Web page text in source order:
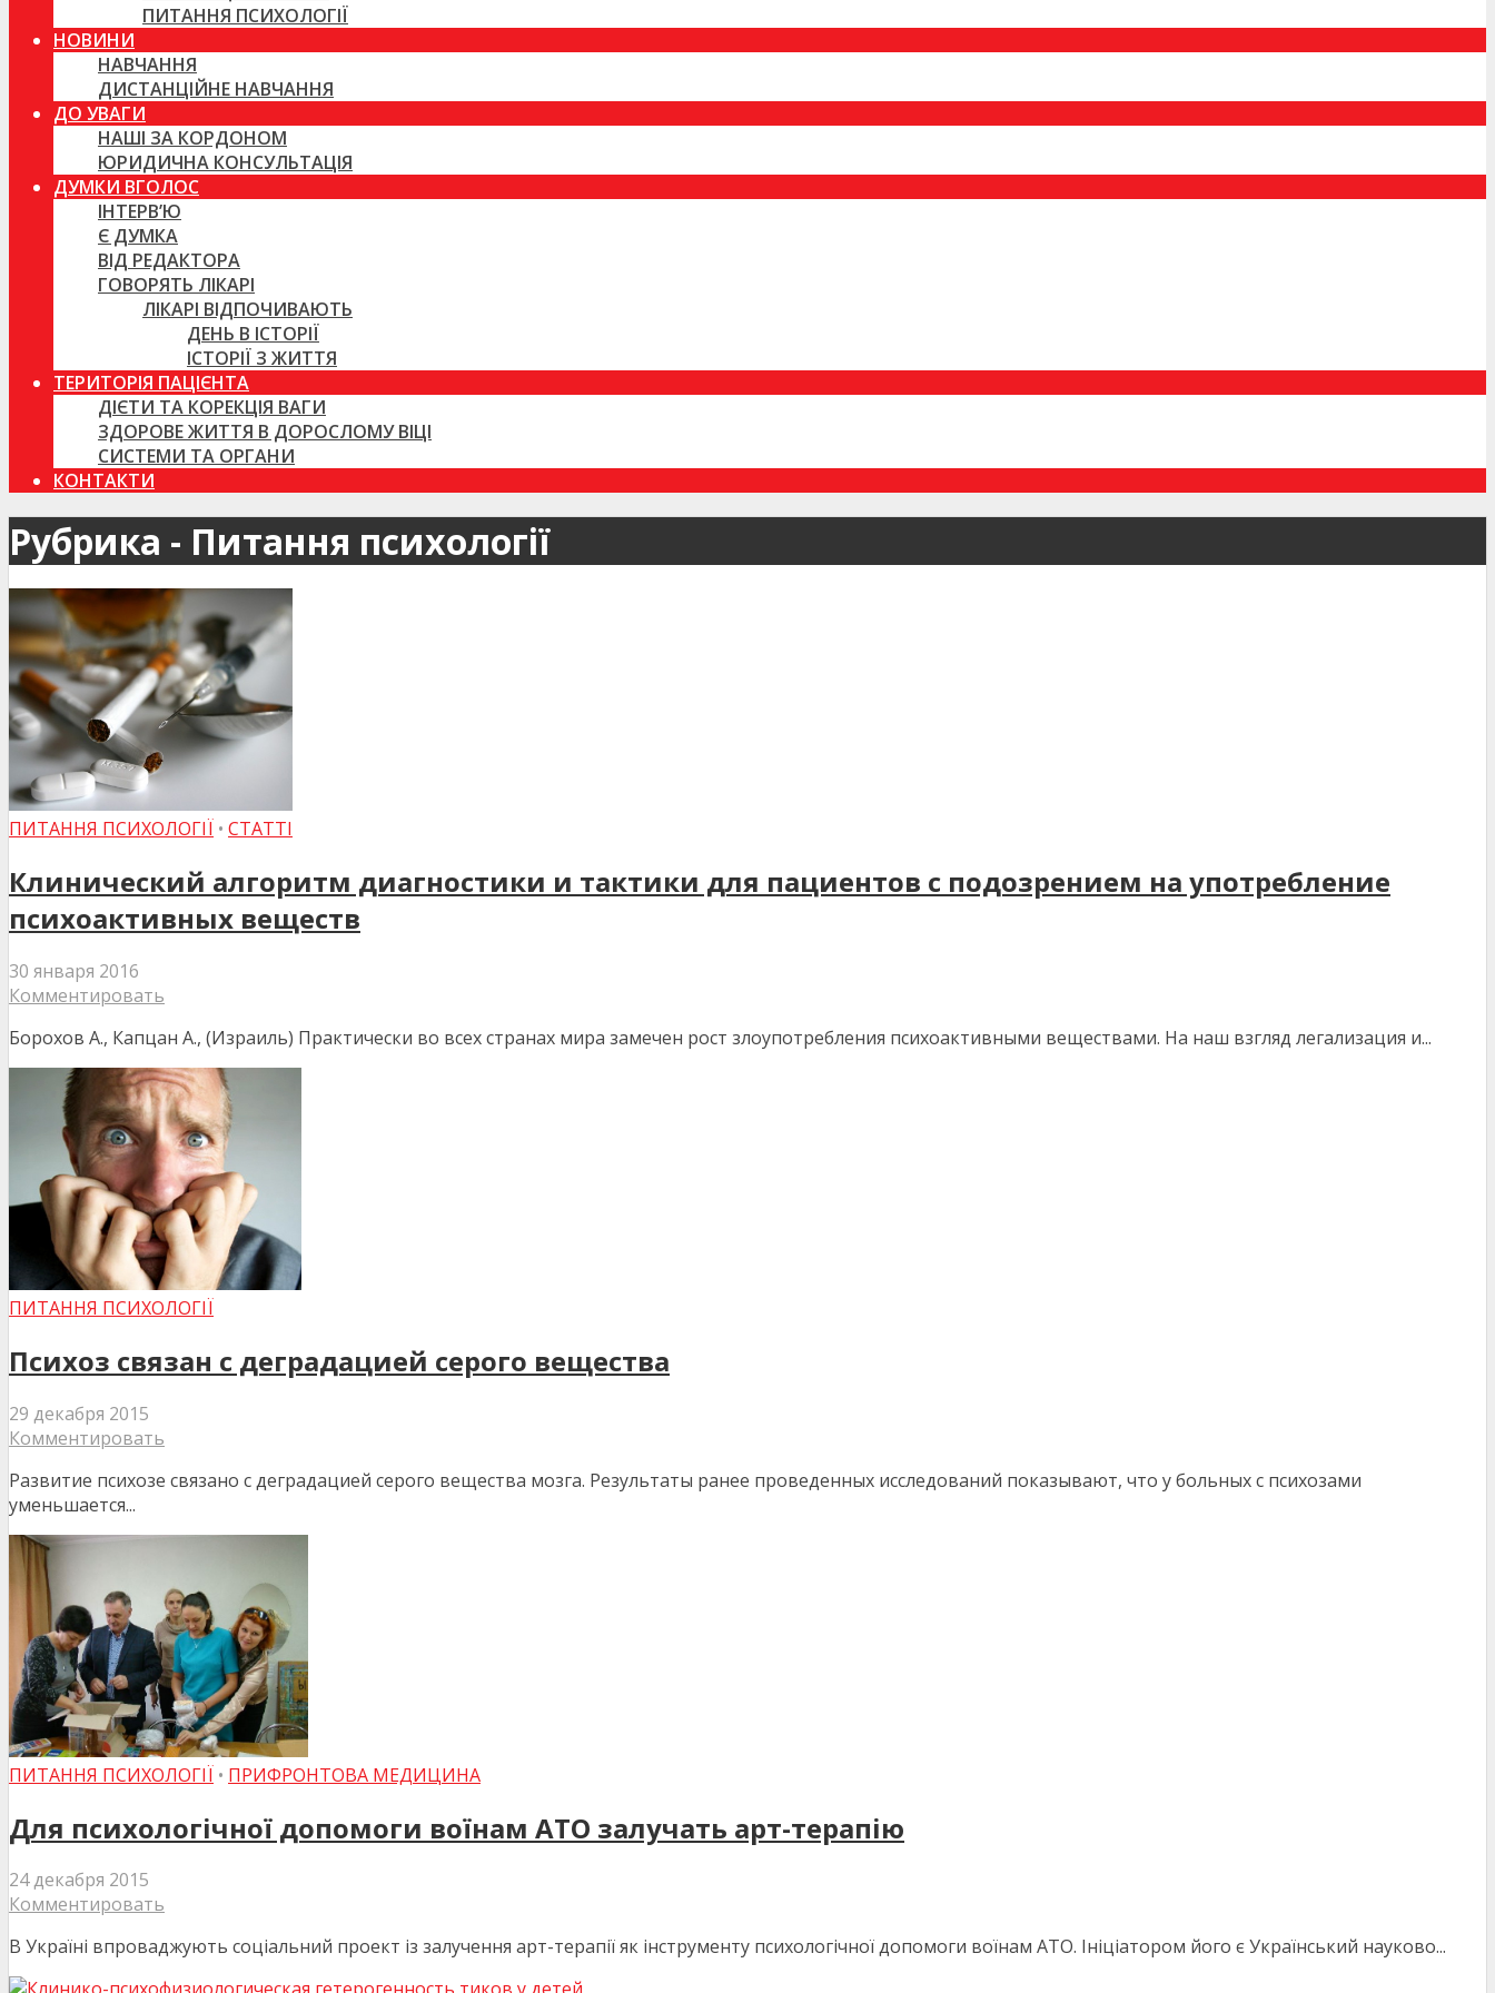
ПИТАННЯ ПСИХОЛОГІЇ
НОВИНИ
НАВЧАННЯ
ДИСТАНЦІЙНЕ НАВЧАННЯ
ДО УВАГИ
НАШІ ЗА КОРДОНОМ
ЮРИДИЧНА КОНСУЛЬТАЦІЯ
ДУМКИ ВГОЛОС
ІНТЕРВ’Ю
Є ДУМКА
ВІД РЕДАКТОРА
ГОВОРЯТЬ ЛІКАРІ
ЛІКАРІ ВІДПОЧИВАЮТЬ
ДЕНЬ В ІСТОРІЇ
ІСТОРІЇ З ЖИТТЯ
ТЕРИТОРІЯ ПАЦІЄНТА
ДІЄТИ ТА КОРЕКЦІЯ ВАГИ
ЗДОРОВЕ ЖИТТЯ В ДОРОСЛОМУ ВІЦІ
СИСТЕМИ ТА ОРГАНИ
КОНТАКТИ
Рубрика - Питання психології
ПИТАННЯ ПСИХОЛОГІЇ • СТАТТІ
Клинический алгоритм диагностики и тактики для пациентов с подозрением на употребление
психоактивных веществ
30 января 2016
Комментировать
Борохов А., Капцан А., (Израиль) Практически во всех странах мира замечен рост злоупотребления психоактивными веществами. На наш взгляд легализация и...
ПИТАННЯ ПСИХОЛОГІЇ
Психоз связан с деградацией серого вещества
29 декабря 2015
Комментировать
Развитие психозе связано с деградацией серого вещества мозга. Результаты ранее проведенных исследований показывают, что у больных с психозами
уменьшается...
ПИТАННЯ ПСИХОЛОГІЇ • ПРИФРОНТОВА МЕДИЦИНА
Для психологічної допомоги воїнам АТО залучать арт-терапію
24 декабря 2015
Комментировать
В Україні впроваджують соціальний проект із залучення арт-терапії як інструменту психологічної допомоги воїнам АТО. Ініціатором його є Український науково...